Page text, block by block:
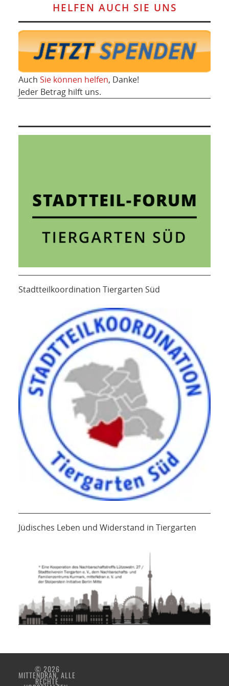
HELFEN AUCH SIE UNS
Auch Sie können helfen, Danke!
Jeder Betrag hilft uns.
Stadtteilkoordination Tiergarten Süd
Jüdisches Leben und Widerstand in Tiergarten
© 2026
MITTENDRAN. ALLE
RECHTE